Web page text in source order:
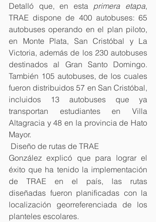
Detalló que, en esta primera etapa,
TRAE dispone de 400 autobuses: 65
autobuses operando en el plan piloto,
en Monte Plata, San Cristóbal y La
Victoria, además de los 230 autobuses
destinados al Gran Santo Domingo.
También 105 autobuses, de los cuales
fueron distribuidos 57 en San Cristóbal,
incluidos 13 autobuses que ya
transportan estudiantes en Villa
Altagracia y 48 en la provincia de Hato
Mayor.
Diseño de rutas de TRAE
González explicó que para lograr el
éxito que ha tenido la implementación
de TRAE en el país, las rutas
diseñadas fueron planificadas con la
localización georreferenciada de los
planteles escolares.